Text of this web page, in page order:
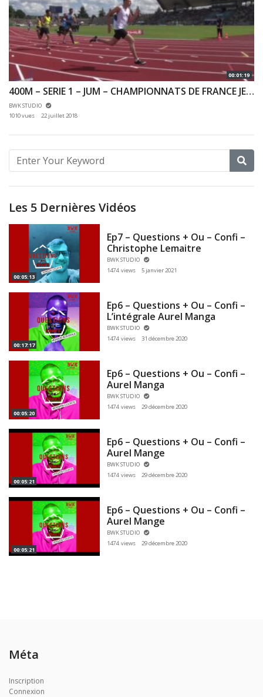
00:01:19
400M – SERIE 1 – JUM – CHAMPIONNATS DE FRANCE JEUNES CA JU – 20/07/2018 – BONDOUFLE
BWK STUDIO
1010 vues
22 juillet 2018
Les 5 Dernières Vidéos
00:05:13
Ep7 – Questions + Ou – Confi –
Christophe Lemaitre
BWK STUDIO
1474 views
5 janvier 2021
00:17:17
Ep6 – Questions + Ou – Confi –
L’intégrale Aurel Manga
BWK STUDIO
1474 views
31 décembre 2020
00:05:20
Ep6 – Questions + Ou – Confi –
Aurel Manga
BWK STUDIO
1474 views
29 décembre 2020
00:05:21
Ep6 – Questions + Ou – Confi –
Aurel Mange
BWK STUDIO
1474 views
29 décembre 2020
00:05:21
Ep6 – Questions + Ou – Confi –
Aurel Mange
BWK STUDIO
1474 views
29 décembre 2020
Méta
Inscription
Connexion